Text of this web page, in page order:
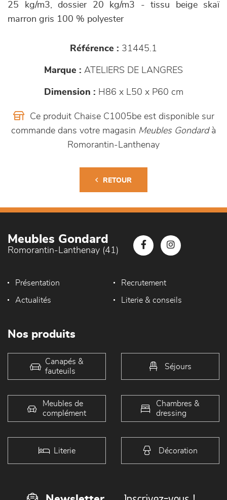
25 kg/m3, dossier 20 kg/m3 - tissu beige skaï
marron gris 100 % polyester
Référence : 31445.1
Marque : ATELIERS DE LANGRES
Dimension : H86 x L50 x P60 cm
Ce produit Chaise C1005be est disponible sur
commande dans votre magasin Meubles Gondardà
Romorantin-Lanthenay
RETOUR
Meubles Gondard
Romorantin-Lanthenay (41)
Présentation Recrutement
Actualités Literie & conseils
Nos produits
Canapés &
fauteuils
Séjours
Meubles de
complément
Chambres &
dressing
Literie Décoration